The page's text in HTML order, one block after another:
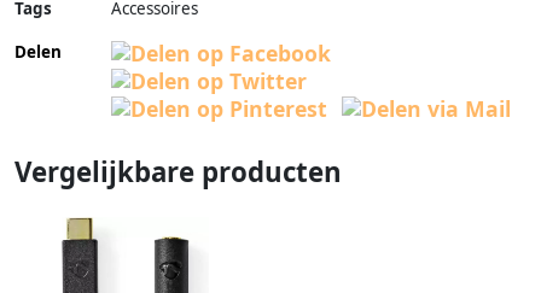
Tags
Accessoires
Delen
Vergelijkbare producten